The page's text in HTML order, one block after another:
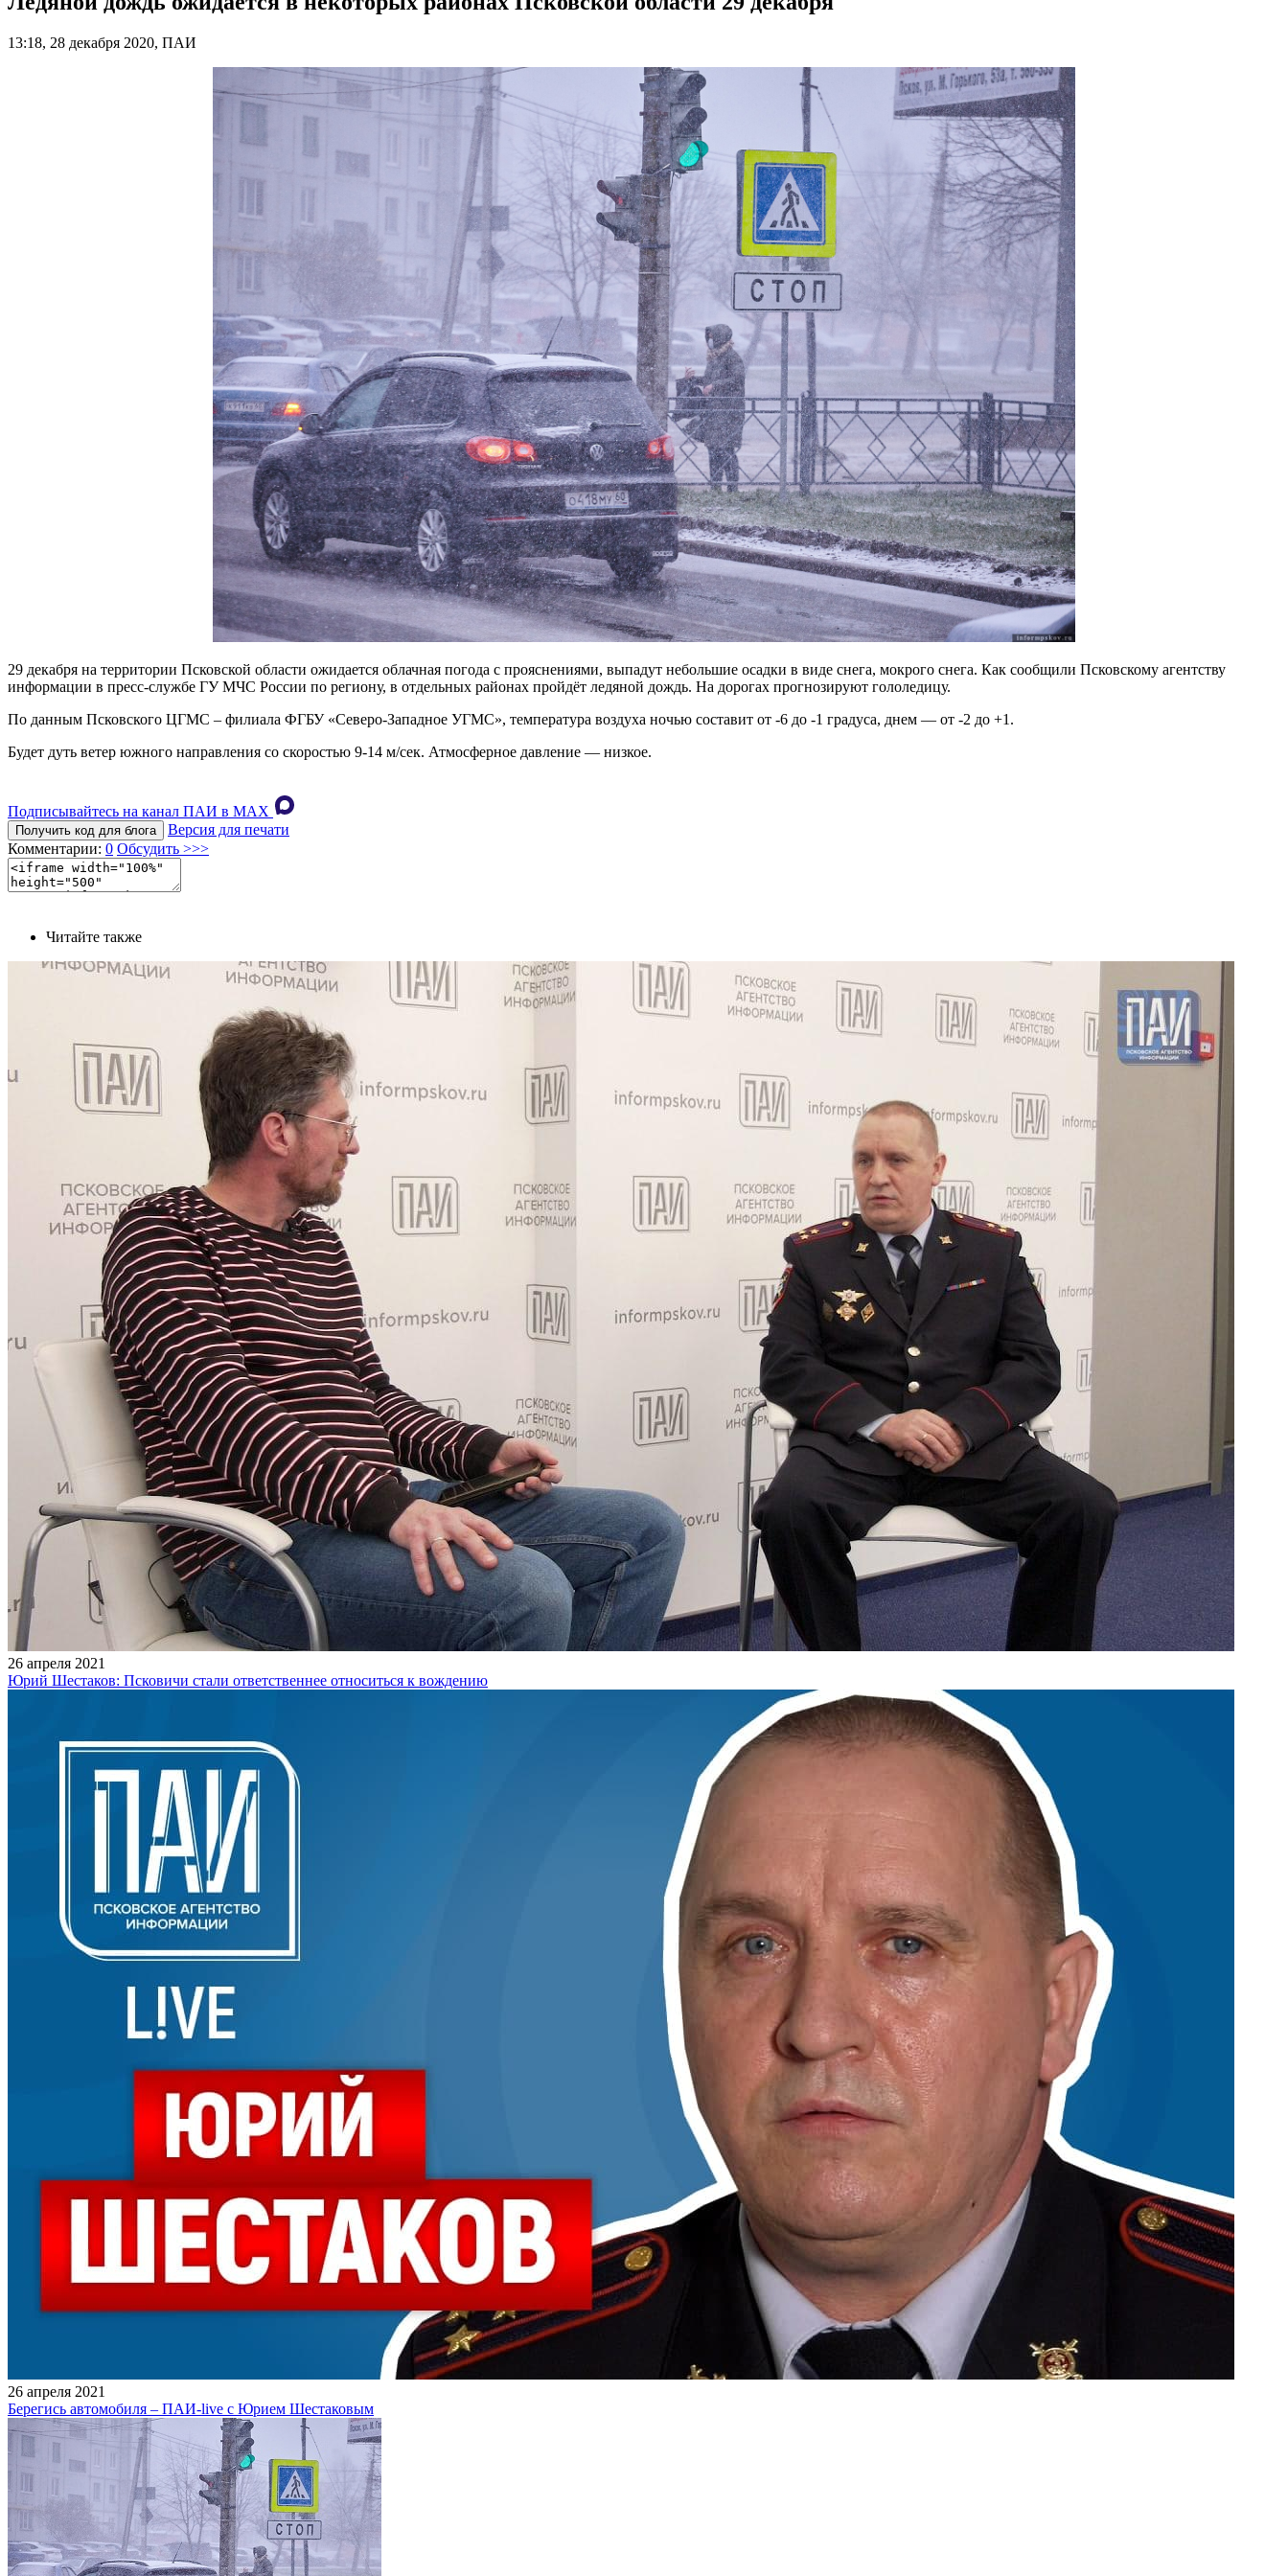
13:18, 28 декабря 2020, ПАИ
29 декабря на территории Псковской области ожидается облачная погода с прояснениями, выпадут небольшие осадки в виде снега, мокрого снега. Как сообщили Псковскому агентству
информации в пресс-службе ГУ МЧС России по региону, в отдельных районах пройдёт ледяной дождь. На дорогах прогнозируют гололедицу.
По данным Псковского ЦГМС – филиала ФГБУ «Северо-Западное УГМС», температура воздуха ночью составит от -6 до -1 градуса, днем — от -2 до +1.
Будет дуть ветер южного направления со скоростью 9-14 м/сек. Атмосферное давление — низкое.
Подписывайтесь на канал ПАИ в MAХ
Получить код для блога
Версия для печати
Комментарии: 0 Обсудить >>>
Читайте также
26 апреля 2021
Юрий Шестаков: Псковичи стали ответственнее относиться к вождению
26 апреля 2021
Берегись автомобиля – ПАИ-live с Юрием Шестаковым